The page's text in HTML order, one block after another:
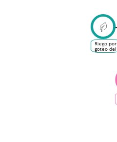
Riego por
goteo del
viñedo